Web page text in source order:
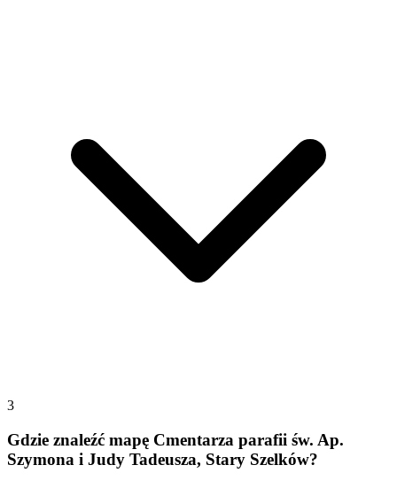
3
Gdzie znaleźć mapę Cmentarza parafii św. Ap.
Szymona i Judy Tadeusza, Stary Szelków?